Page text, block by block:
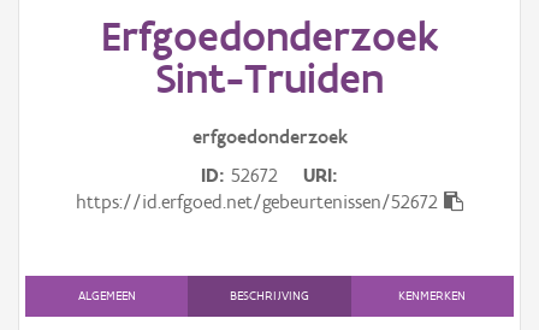
Aanduidingsobject
Gebeurtenis
Downloads
Erfgoedonderzoek
Sint-Truiden
erfgoedonderzoek
ID 52672
URI
https://id.erfgoed.net/gebeurtenissen/52672
ALGEMEEN BESCHRIJVING KENMERKEN